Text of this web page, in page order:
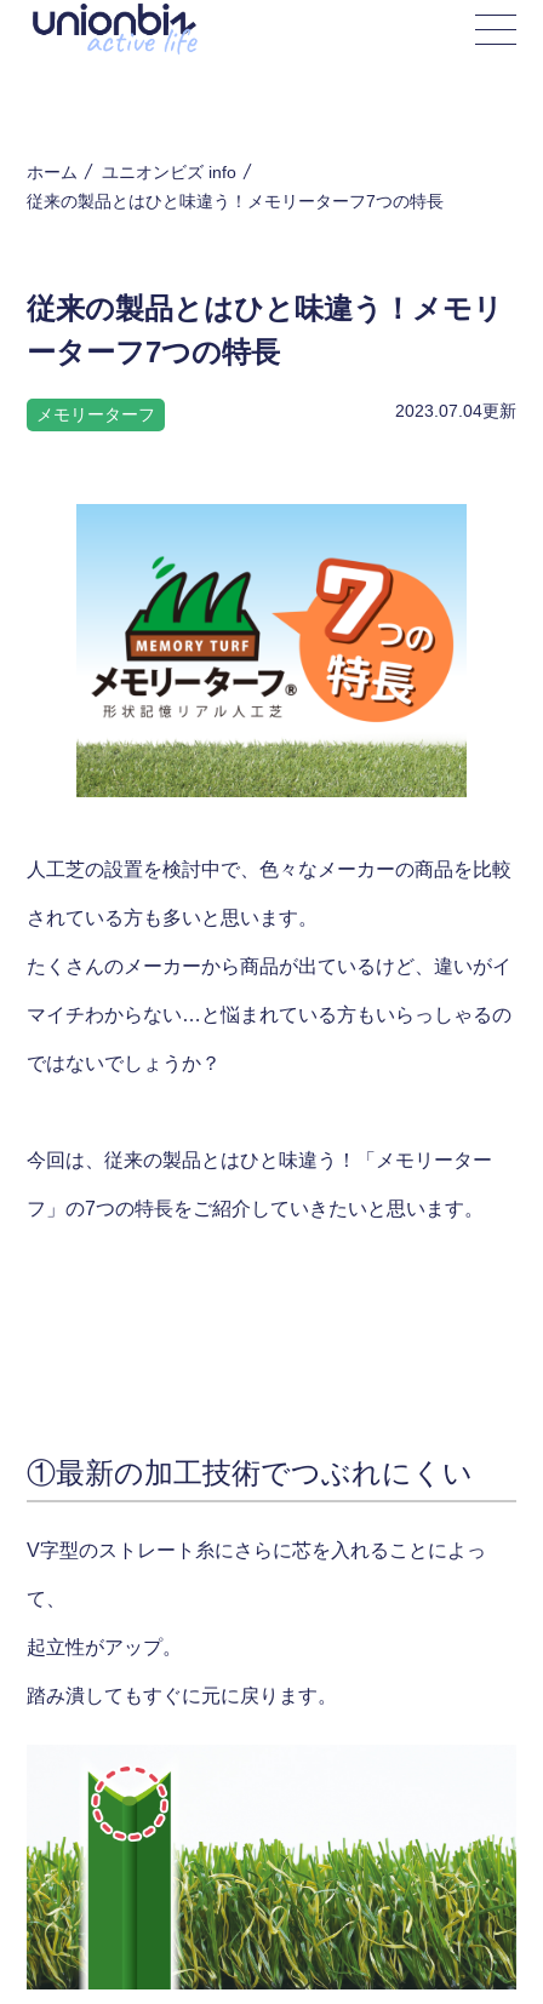
ホーム
ユニオンビズ info
従来の製品とはひと味違う！メモリーターフ7つの特長
従来の製品とはひと味違う！メモリ
ーターフ7つの特長
メモリーターフ 2023.07.04更新
人工芝の設置を検討中で、色々なメーカーの商品を比較
されている方も多いと思います。
たくさんのメーカーから商品が出ているけど、違いがイ
マイチわからない…と悩まれている方もいらっしゃるの
ではないでしょうか？
今回は、従来の製品とはひと味違う！「メモリーター
フ」の7つの特長をご紹介していきたいと思います。
①最新の加工技術でつぶれにくい
V字型のストレート糸にさらに芯を入れることによっ
て、
起立性がアップ。
踏み潰してもすぐに元に戻ります。